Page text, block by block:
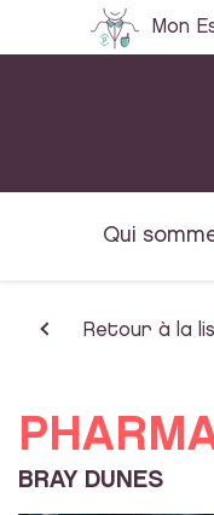
Mon
Qui
Retour à la
BRAY DUNES